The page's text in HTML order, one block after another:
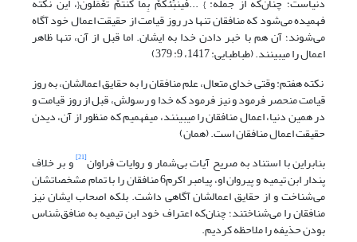
فهمیده می‌شود که منافقان تنها در روز قیامت از حقیقت اعمال خود آگاه
می‌شوند؛ آن‌ هم با خبر دادن خدا به ایشان. اما قبل از آن، تنها ظاهر
اعمال را می‏بینند. (طباطبایی: 1417، 9: 379)
نکته هفتم: وقتی خدای متعال، علم منافقان را به حقایق اعمالشان، به روز
قیامت منحصر فرمود و نیز فرمود که خدا و رسولش، قبل از روز قیامت و
در همین دنیا، اعمال منافقان را می‏بینند، می‏فهمیم که منظور از آن، دیدن
حقیقت اعمال منافقان است. (همان)
بنابراین با استناد به صریح آیات بی‌شمار و روایات فراوان[21] و بر خلاف
پندار ابن تیمیه و پیروان او، پیامبر اکرم6 منافقان را با تمام مشخصاتشان
می‌شناخت و از حقایق اعمالشان آگاهی داشت. بلکه اصحاب ایشان نیز
منافقان را می‌شناختند؛ چنان‌که اعتراف خود ابن تیمیه به منافق‌شناس
بودن حذیفه را ملاحظه کردیم.